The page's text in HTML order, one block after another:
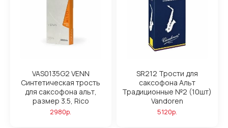
VAS0135G2 VENN
Синтетическая трость
для саксофона альт,
размер 3.5, Rico
2980р.
SR212 Трости для
саксофона Альт
Традиционные №2 (10шт)
Vandoren
5120р.